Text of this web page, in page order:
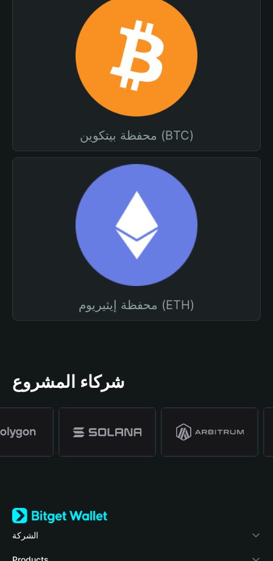
محفظة بيتكوين (BTC)
محفظة إيثيريوم (ETH)
شركاء المشروع
الشركة